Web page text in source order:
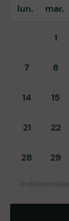
lun. mar.
1
7 8
14 15
21 22
28 29